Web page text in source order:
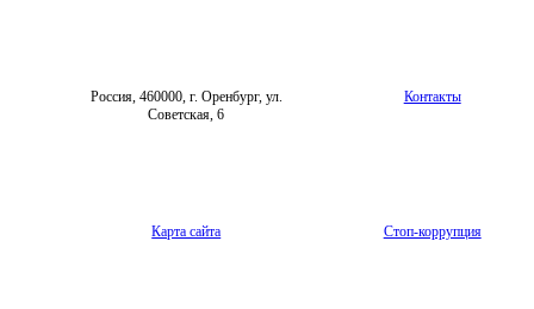
Россия, 460000, г. Оренбург, ул.
Советская, 6
Контакты
Карта сайта Стоп-коррупция